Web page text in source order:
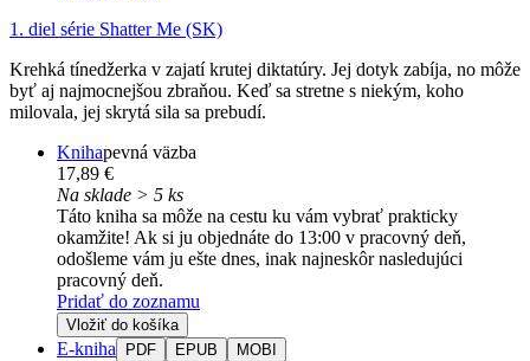
1. diel série Shatter Me (SK)
Krehká tínedžerka v zajatí krutej diktatúry. Jej dotyk zabíja, no môže
byť aj najmocnejšou zbraňou. Keď sa stretne s niekým, koho
milovala, jej skrytá sila sa prebudí.
Knihapevná väzba
17,89 €
Na sklade > 5 ks
Táto kniha sa môže na cestu ku vám vybrať prakticky
okamžite! Ak si ju objednáte do 13:00 v pracovný deň,
odošleme vám ju ešte dnes, inak najneskôr nasledujúci
pracovný deň.
Pridať do zoznamu
Vložiť do košíka
E-kniha PDF EPUB MOBI